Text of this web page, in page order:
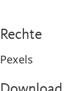
Rechte
Pexels